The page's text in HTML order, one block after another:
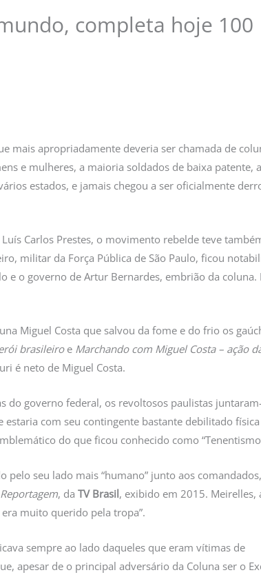
completa hoje 100
mais apropriadamente deveria ser chamada de
e mulheres, a maioria soldados de baixa patente, a
estados, e jamais chegou a ser oficialmente
Carlos Prestes, o movimento rebelde teve
militar da Força Pública de São Paulo, ficou
e o governo de Artur Bernardes, embrião da coluna.
Miguel Costa que salvou da fome e do frio os
brasileiroe Marchando com Miguel Costa – ação
é neto de Miguel Costa.
do governo federal, os revoltosos paulistas
com seu contingente bastante debilitado
do que ficou conhecido como
pelo seu lado mais “humano” junto aos comandados,
, daTV Brasil, exibido em 2015. Meirelles,
muito querido pela tropa”.
sempre ao lado daqueles que eram vítimas de
apesar de o principal adversário da Coluna ser o